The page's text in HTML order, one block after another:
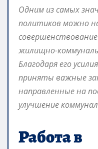
Одним из самых
политиков можно
жилищно-
Благодаря его
приняты важные
направленные на
улучшение
Работа в